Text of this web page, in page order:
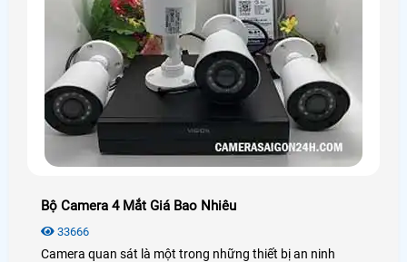
Bộ Camera 4 Mắt Giá Bao Nhiêu
33666
Camera quan sát là một trong những thiết bị an ninh